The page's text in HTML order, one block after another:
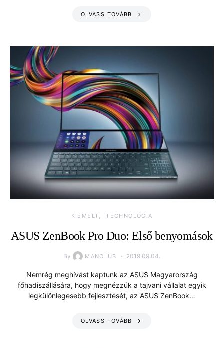
OLVASS TOVÁBB
KIEMELT TECHNOLÓGIA
ASUS ZenBook Pro Duo: Első benyomások
By MANCLUB 2019.09.04.
Nemrég meghívást kaptunk az ASUS Magyarország
főhadiszállására, hogy megnézzük a tajvani vállalat egyik
legkülönlegesebb fejlesztését, az ASUS ZenBook…
OLVASS TOVÁBB